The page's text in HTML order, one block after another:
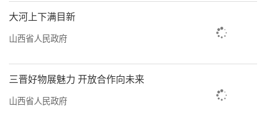
前，统筹推行“厂网河（湖）”一体化的设施
建设管理模式，加快建立联通、联动、联调的
污水收集管网运转体系。加快补齐城镇生活污
水处理能力缺口，有条件的地方垃圾污水处理
设施和服务向建制镇和乡村延伸。推动重点区
域因地制宜采取纳入城镇管网、收集转运、集
大河上下满目新
山西省人民政府
三晋好物展魅力 开放合作向未来
山西省人民政府